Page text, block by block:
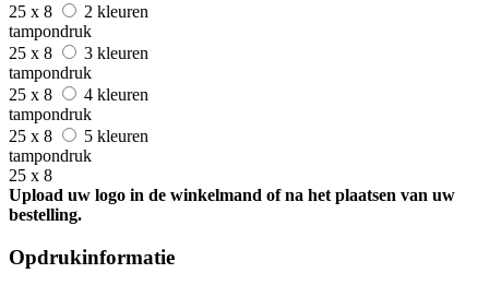
25 x 8
2 kleuren
tampondruk
25 x 8
3 kleuren
tampondruk
25 x 8
4 kleuren
tampondruk
25 x 8
5 kleuren
tampondruk
25 x 8
Upload uw logo in de winkelmand of na het plaatsen van uw
bestelling.
Opdrukinformatie